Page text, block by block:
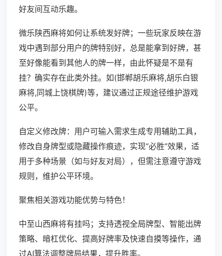
好友间互动乐趣。
微乐陕西麻将如何让系统发好牌；一些玩家反映在游
戏中遇到部分用户的牌特别好，总是能拿到好牌，甚
至好像能看到其他人的牌一样，由此怀疑是不是有
挂？确实存在此类外挂。如(邯郸胡乐麻将,胡乐白银
麻将,同城上饶棋牌)等，建议通过正规途径维护游戏
公平。
自定义修改牌：用户可输入需求生成专用辅助工具，
修改自身牌型或隐藏操作痕迹，实现“必胜”效果，适
用于多种场景（如与好友对局），但需注意遵守游戏
规则，维护公平环境。
聚焦相关游戏功能优势与特色！
中至山西麻将有挂吗；支持透视全局牌型、智能出牌
策略、暗杠优化、提高好牌率及快速自摸等操作，通
过AI算法调整牌局结果，提升胜率。